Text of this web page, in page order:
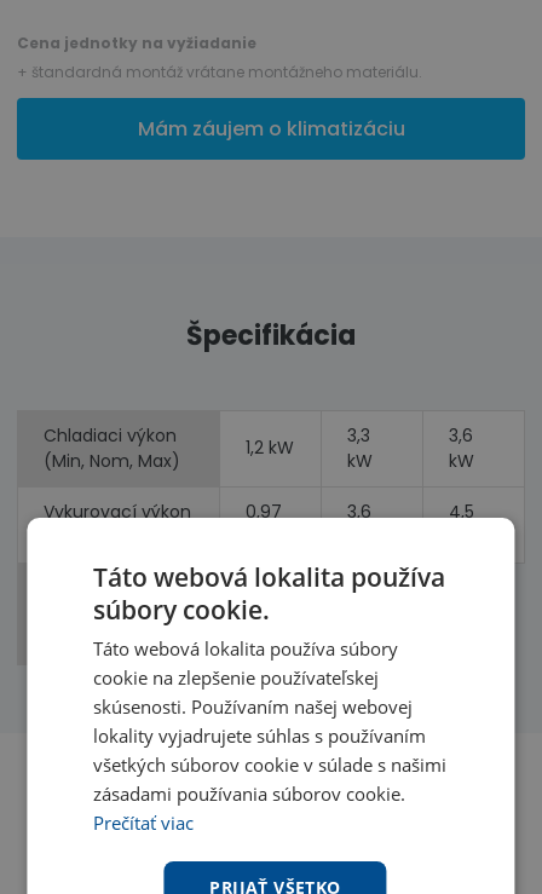
Cena jednotky na vyžiadanie
+ štandardná montáž vrátane montážneho materiálu.
Mám záujem o klimatizáciu
Špecifikácia
Chladiaci výkon
(Min, Nom, Max)
1,2 kW
3,3
kW
3,6
kW
Vykurovací výkon
0,97
3,6
4,5
(chladenie,
vykurovanie)
1,1 kW
0,92
Táto webová lokalita používa
súbory cookie.
Táto webová lokalita používa súbory
cookie na zlepšenie používateľskej
skúsenosti. Používaním našej webovej
lokality vyjadrujete súhlas s používaním
všetkých súborov cookie v súlade s našimi
zásadami používania súborov cookie.
Prečítať viac
PRIJAŤ VŠETKO